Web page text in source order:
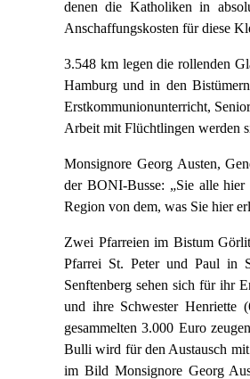
denen die Katholiken in
Anschaffungskosten für diese
3.548 km legen die rollenden
Hamburg und in den
Erstkommunionunterricht,
Arbeit mit Flüchtlingen werden
Monsignore Georg Austen,
der BONI-Busse: „Sie alle
Region von dem, was Sie hier
Zwei Pfarreien im Bistum
Pfarrei St. Peter und Paul in
Senftenberg sehen sich für ihr
und ihre Schwester Henriette
gesammelten 3.000 Euro
Bulli wird für den Austausch
im Bild Monsignore Georg